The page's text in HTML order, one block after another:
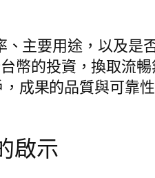
主要用途，以及是
幣的投資，換取流
成果的品質與可靠
啟示